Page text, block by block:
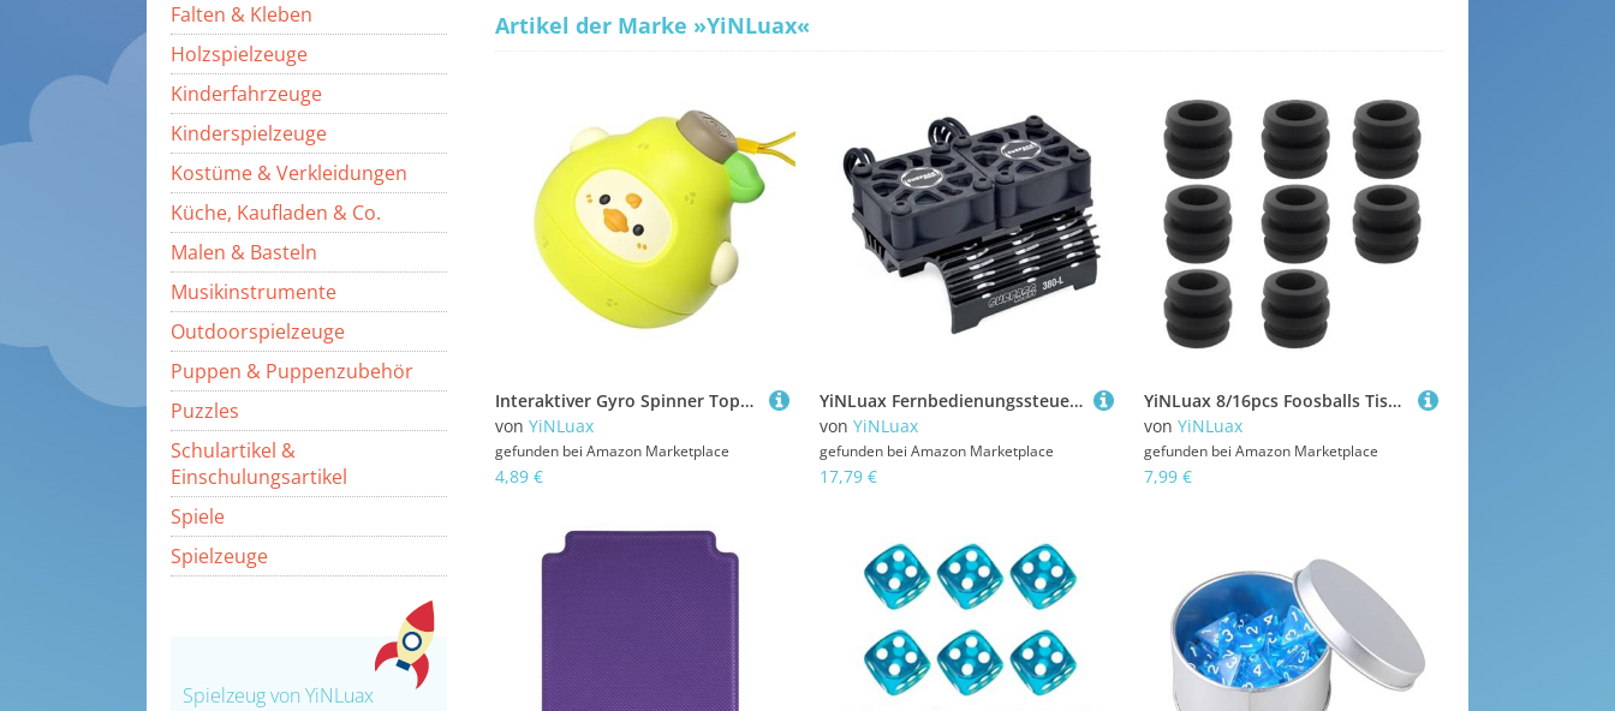
Falten & Kleben
Holzspielzeuge
Kinderfahrzeuge
Kinderspielzeuge
Kostüme & Verkleidungen
Küche, Kaufladen & Co.
Malen & Basteln
Musikinstrumente
Outdoorspielzeuge
Puppen & Puppenzubehör
Puzzles
Schulartikel &
Einschulungsartikel
Spiele
Spielzeuge
Spielzeug von YiNLuax
Artikel der Marke »YiNLuax«
Interaktiver Gyro Spinner Tops Spielzeug Für Kinder Fruchtdesign Party Wettbewerbsspiel Gyro Desktop Spielzeug Family Activity Spinner Top Kinder
von YiNLuax
gefunden bei Amazon Marketplace
4,89 €
YiNLuax Fernbedienungssteuerauto Bürstenloser Motorkühlungslüfter Hochgeschwindigkeitskühlgerät Upgrade Zubehör Für Modell Fahrzeug Teil Fernbedienung Zubehör
von YiNLuax
gefunden bei Amazon Marketplace
17,79 €
YiNLuax 8/16pcs Foosballs Tischstange Stoßfänger Kleine Waschmaschine Plastik Foosballs Stoßfänger Fußball Tischstange Stopper Teil Plastik
von YiNLuax
gefunden bei Amazon Marketplace
7,99 €